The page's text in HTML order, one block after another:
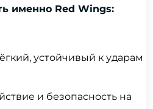
именно Red Wings:
устойчивый к ударам
и безопасность на